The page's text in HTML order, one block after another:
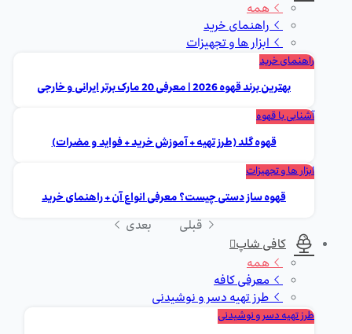
همه
راهنمای خرید
ابزار ها و تجهیزات
راهنمای خرید
بهترین برند قهوه 2026 | معرفی 20 مارک برتر ایرانی و خارجی
آشنایی با قهوه
قهوه گلد (طرز تهیه + آموزش خرید + فواید و مضرات)
ابزار ها و تجهیزات
قهوه ساز دستی چیست؟ معرفی انواع آن + راهنمای خرید
قبلی
بعدی
کافی شاپ
همه
معرفی کافه
طرز تهیه دسر و نوشیدنی
طرز تهیه دسر و نوشیدنی